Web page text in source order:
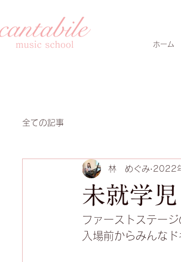
ホーム
全ての記事
未就学
林 めぐみ 2022
ファーストステー
入場前からみんな